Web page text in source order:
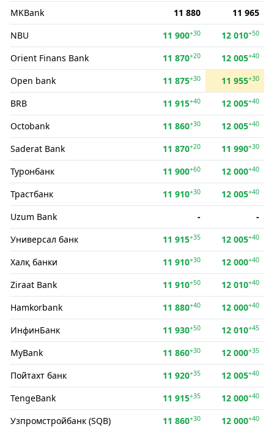
MKBank 11 880
11 965
NBU
11 900+30 12 010+50
Orient Finans Bank 11 870+20 12 005+40
Open bank 11 875+30 11 955+30
BRB 11 915+40 12 005+40
Octobank 11 860+30 12 005+40
Saderat Bank 11 870+20 11 990+30
Туронбанк 11 900+60 12 000+40
Трастбанк 11 910+30 12 005+40
Uzum Bank -
-
Универсал банк
11 915+35 12 005+40
Халқ банки 11 910+30 12 000+40
Ziraat Bank 11 910+50 12 010+40
Hamkorbank 11 880+40 12 000+40
ИнфинБанк 11 930+50 12 010+45
MyBank 11 860+30 12 000+35
Пойтахт банк 11 920+35 12 005+40
TengeBank 11 915+35 12 000+40
Узпромстройбанк (SQB) 11 860+30 12 000+40